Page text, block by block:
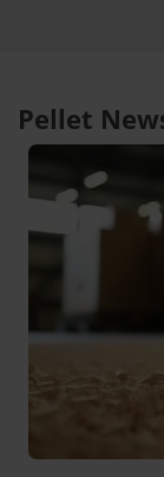
Pellet